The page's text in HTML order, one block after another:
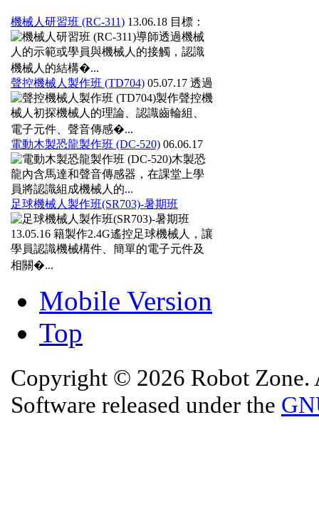
機械人研習班 (RC-311) 13.06.18 目標：
導師透過機械
人的示範或學員與機械人的接觸，認識
機械人的結構�...
聲控機械人製作班 (TD704) 05.07.17 透過
製作聲控機
械人初探機械人的理論、認識齒輪組、
電子元件、聲音傳感�...
電動木製恐龍製作班 (DC-520) 06.06.17
木製恐
龍內含馬達和聲音傳感器，在課堂上學
員將認識組成機械人的...
足球機械人製作班(SR703)-暑期班
13.05.16 籍製作2.4G遙控足球機械人，讓
學員認識機械構件、簡單的電子元件及
相關�...
Mobile Version
Top
Copyright © 2026 Robot Zone.
Software released under the